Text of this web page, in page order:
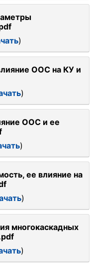
)
ООС на КУ и
)
ООС и ее
)
ее влияние на
)
многокаскадных
)